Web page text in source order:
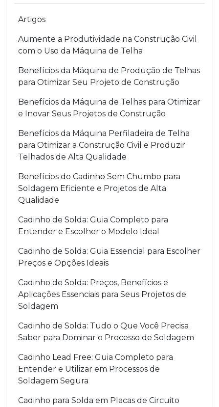
Artigos
Aumente a Produtividade na Construção Civil
com o Uso da Máquina de Telha
Benefícios da Máquina de Produção de Telhas
para Otimizar Seu Projeto de Construção
Benefícios da Máquina de Telhas para Otimizar
e Inovar Seus Projetos de Construção
Benefícios da Máquina Perfiladeira de Telha
para Otimizar a Construção Civil e Produzir
Telhados de Alta Qualidade
Benefícios do Cadinho Sem Chumbo para
Soldagem Eficiente e Projetos de Alta
Qualidade
Cadinho de Solda: Guia Completo para
Entender e Escolher o Modelo Ideal
Cadinho de Solda: Guia Essencial para Escolher
Preços e Opções Ideais
Cadinho de Solda: Preços, Benefícios e
Aplicações Essenciais para Seus Projetos de
Soldagem
Cadinho de Solda: Tudo o Que Você Precisa
Saber para Dominar o Processo de Soldagem
Cadinho Lead Free: Guia Completo para
Entender e Utilizar em Processos de
Soldagem Segura
Cadinho para Solda em Placas de Circuito